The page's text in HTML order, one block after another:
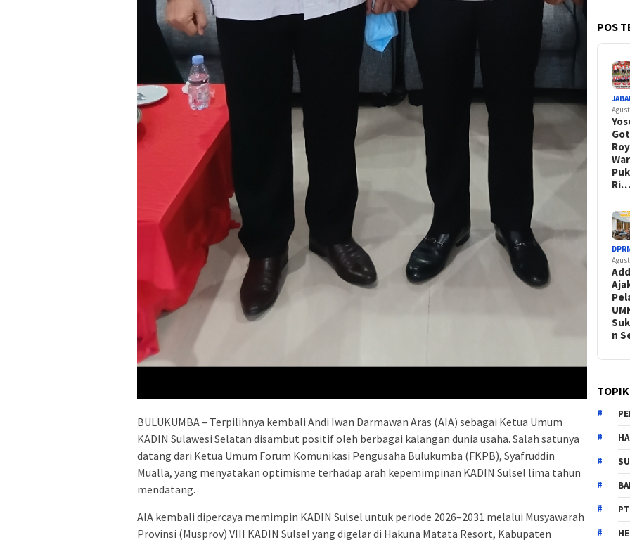
BULUKUMBA – Terpilihnya kembali Andi Iwan Darmawan Aras (AIA) sebagai Ketua Umum
KADIN Sulawesi Selatan disambut positif oleh berbagai kalangan dunia usaha. Salah satunya
datang dari Ketua Umum Forum Komunikasi Pengusaha Bulukumba (FKPB), Syafruddin
Mualla, yang menyatakan optimisme terhadap arah kepemimpinan KADIN Sulsel lima tahun
mendatang.
AIA kembali dipercaya memimpin KADIN Sulsel untuk periode 2026–2031 melalui Musyawarah
Provinsi (Musprov) VIII KADIN Sulsel yang digelar di Hakuna Matata Resort, Kabupaten
POS
n